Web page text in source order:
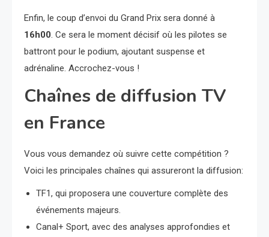
Enfin, le coup d’envoi du Grand Prix sera donné à
16h00. Ce sera le moment décisif où les pilotes se
battront pour le podium, ajoutant suspense et
adrénaline. Accrochez-vous !
Chaînes de diffusion TV
en France
Vous vous demandez où suivre cette compétition ?
Voici les principales chaînes qui assureront la diffusion:
TF1, qui proposera une couverture complète des
événements majeurs.
Canal+ Sport, avec des analyses approfondies et